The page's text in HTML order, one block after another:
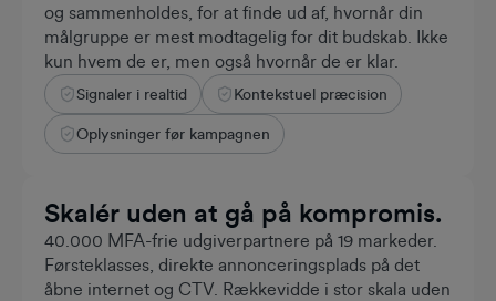
og sammenholdes, for at finde ud af, hvornår din
målgruppe er mest modtagelig for dit budskab. Ikke
kun hvem de er, men også hvornår de er klar.
Milliarder
BEHANDLING AF SIGNALER I REALTID
Signaler i realtid Kontekstuel præcision
Oplysninger før kampagnen
Skalér uden at gå på kompromis.
40.000 MFA-frie udgiverpartnere på 19 markeder.
Førsteklasses, direkte annonceringsplads på det
åbne internet og CTV. Rækkevidde i stor skala uden